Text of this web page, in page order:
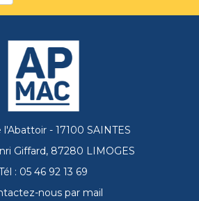
l'Abattoir - 17100 SAINTES
Giffard, 87280 LIMOGES
: 05 46 92 13 69
nous par mail